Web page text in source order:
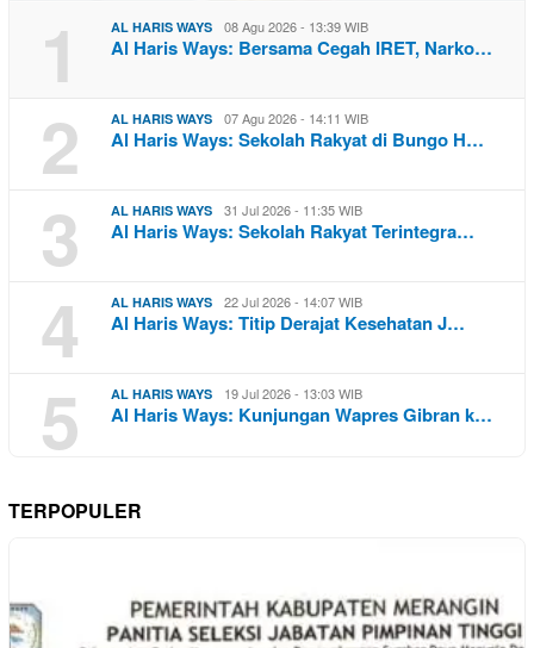
1 AL HARIS WAYS 08 Agu 2026 - 13:39 WIB
Al Haris Ways: Bersama Cegah IRET, Narko…
2 AL HARIS WAYS 07 Agu 2026 - 14:11 WIB
Al Haris Ways: Sekolah Rakyat di Bungo H…
3 AL HARIS WAYS 31 Jul 2026 - 11:35 WIB
Al Haris Ways: Sekolah Rakyat Terintegra…
4 AL HARIS WAYS 22 Jul 2026 - 14:07 WIB
Al Haris Ways: Titip Derajat Kesehatan J…
5 AL HARIS WAYS 19 Jul 2026 - 13:03 WIB
Al Haris Ways: Kunjungan Wapres Gibran k…
TERPOPULER